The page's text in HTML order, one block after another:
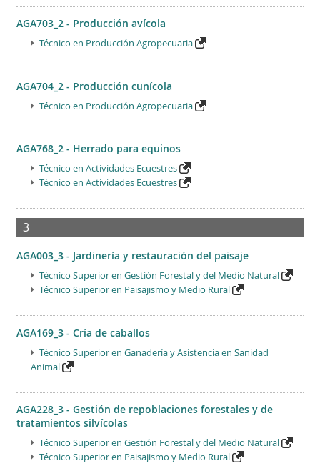
AGA703_2 - Producción avícola
Técnico en Producción Agropecuaria
AGA704_2 - Producción cunícola
Técnico en Producción Agropecuaria
AGA768_2 - Herrado para equinos
Técnico en Actividades Ecuestres
Técnico en Actividades Ecuestres
3
AGA003_3 - Jardinería y restauración del paisaje
Técnico Superior en Gestión Forestal y del Medio Natural
Técnico Superior en Paisajismo y Medio Rural
AGA169_3 - Cría de caballos
Técnico Superior en Ganadería y Asistencia en Sanidad
Animal
AGA228_3 - Gestión de repoblaciones forestales y de
tratamientos silvícolas
Técnico Superior en Gestión Forestal y del Medio Natural
Técnico Superior en Paisajismo y Medio Rural